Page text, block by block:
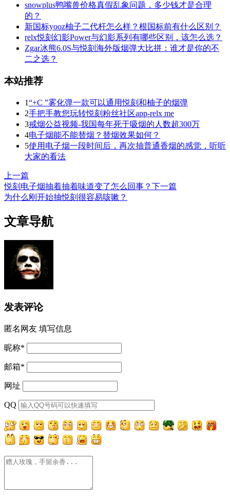
snowplus鸭嘴兽价格真假乱象问题，多少钱才是合理
的？
新国标yooz柚子二代杆怎么样？根国标前有什么区别？
relx悦刻幻影Power与幻影系列有哪些区别，该怎么选？
Zgar冰熊6.0S与悦刻海外版烟弹大比拼：谁才是你的不
二之选？
本站推荐
1“+C ”雾化弹一款可以通用悦刻和柚子的烟弹
2手把手教您玩转悦刻粉丝社区app-relx me
3戒烟公益视频-我国每年死于吸烟的人数超300万
4电子烟能不能替烟？替烟效果如何？
5使用电子烟一段时间后，再次抽普通香烟的感觉，听听
大家的看法
上一篇
悦刻电子烟抽着抽着味道变了怎么回事？ 下一篇
为什么刚开始抽悦刻很容易咳嗽？
文章导航
发表评论
匿名网友 填写信息
昵称*
邮箱*
网址
QQ